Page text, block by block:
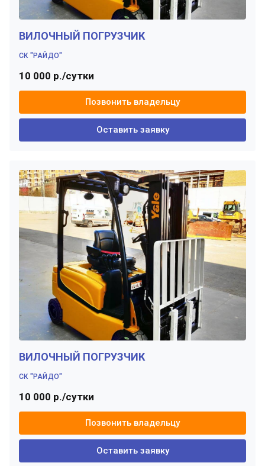
ВИЛОЧНЫЙ ПОГРУЗЧИК
СК "РАЙДО"
10 000 р./сутки
Позвонить владельцу
Оставить заявку
ВИЛОЧНЫЙ ПОГРУЗЧИК
СК "РАЙДО"
10 000 р./сутки
Позвонить владельцу
Оставить заявку